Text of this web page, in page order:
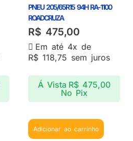
PNEU 205/65R15 94H RA-1100
ROADCRUZA
R$ 475,00
Em até 4x de
R$118,75 sem juros
Á Vista R$475,00
No Pix
Adicionar ao carrinho